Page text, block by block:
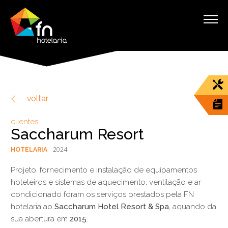
voltar
clientes
Saccharum Resort
HOTELARIA 2024
Projeto, fornecimento e instalação de equipamentos
hoteleiros e sistemas de aquecimento, ventilação e ar
condicionado foram os serviços prestados pela FN
hotelaria ao Saccharum Hotel Resort & Spa, aquando da
sua abertura em 2015.